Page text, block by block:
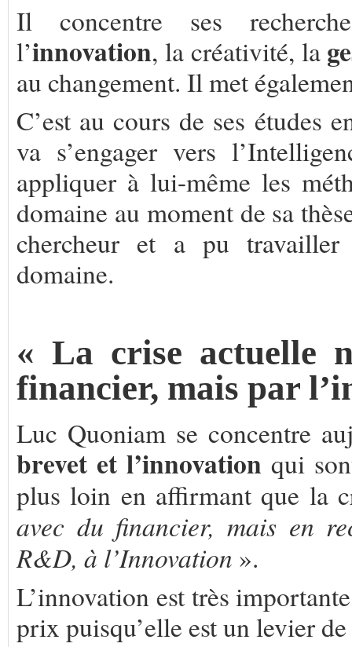
Il concentre ses
l’innovation, la créativité, la
au changement. Il met
C’est au cours de ses études
va s’engager vers
appliquer à lui-même les
domaine au moment de sa
chercheur et a pu
domaine.
« La crise actuelle
financier, mais par
Luc Quoniam se concentre
brevet et l’innovation qui
plus loin en affirmant que la
avec du financier, mais en
R&D, à l’Innovation ».
L’innovation est très
prix puisqu’elle est un levier